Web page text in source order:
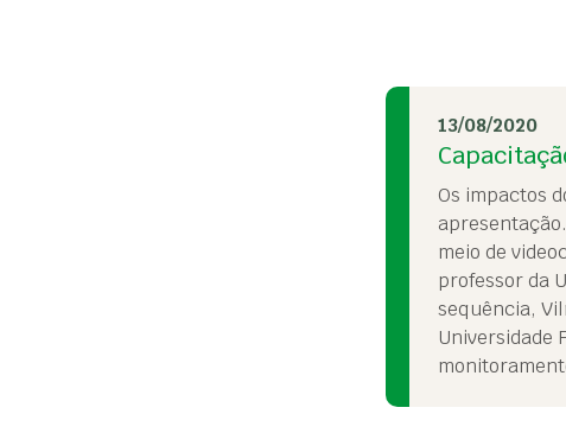
13/08/2020
Os impactos
meio de
professor da
sequência,
Universidade